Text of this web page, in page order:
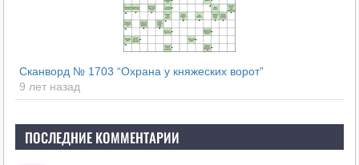
Сканворд № 1703 “Охрана у княжеских ворот”
9 лет назад
ПОСЛЕДНИЕ КОММЕНТАРИИ